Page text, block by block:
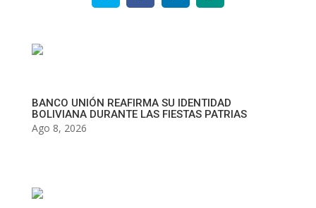
BANCO UNIÓN REAFIRMA SU IDENTIDAD
BOLIVIANA DURANTE LAS FIESTAS PATRIAS
Ago 8, 2026